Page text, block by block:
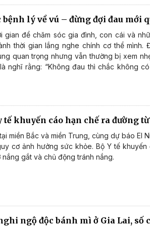
bệnh lý về vú – đừng đợi đau mới
gian để chăm sóc gia đình, con cái và
thời gian lắng nghe chính cơ thể mình.
quan trọng nhưng vẫn thường bị xem
nghĩ rằng: “Không đau thì chắc không có
tế khuyến cáo hạn chế ra đường từ
miền Bắc và miền Trung, cùng dự báo El
cơ ảnh hưởng sức khỏe. Bộ Y tế khuyến
gắt và chủ động tránh nắng.
ngộ độc bánh mì ở Gia Lai, số